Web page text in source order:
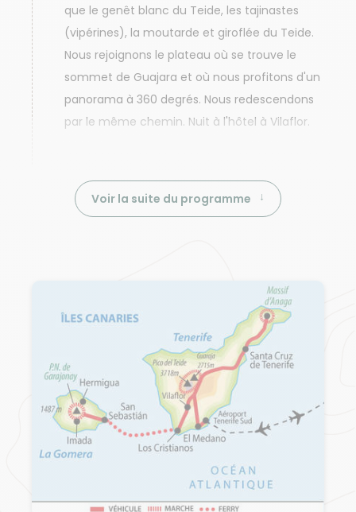
que le genêt blanc du Teide, les tajinastes
(vipérines), la moutarde et giroflée du Teide.
Nous rejoignons le plateau où se trouve le
sommet de Guajara et où nous profitons d'un
panorama à 360 degrés. Nous redescendons
par le même chemin. Nuit à l'hôtel à Vilaflor.
Voir la suite du programme